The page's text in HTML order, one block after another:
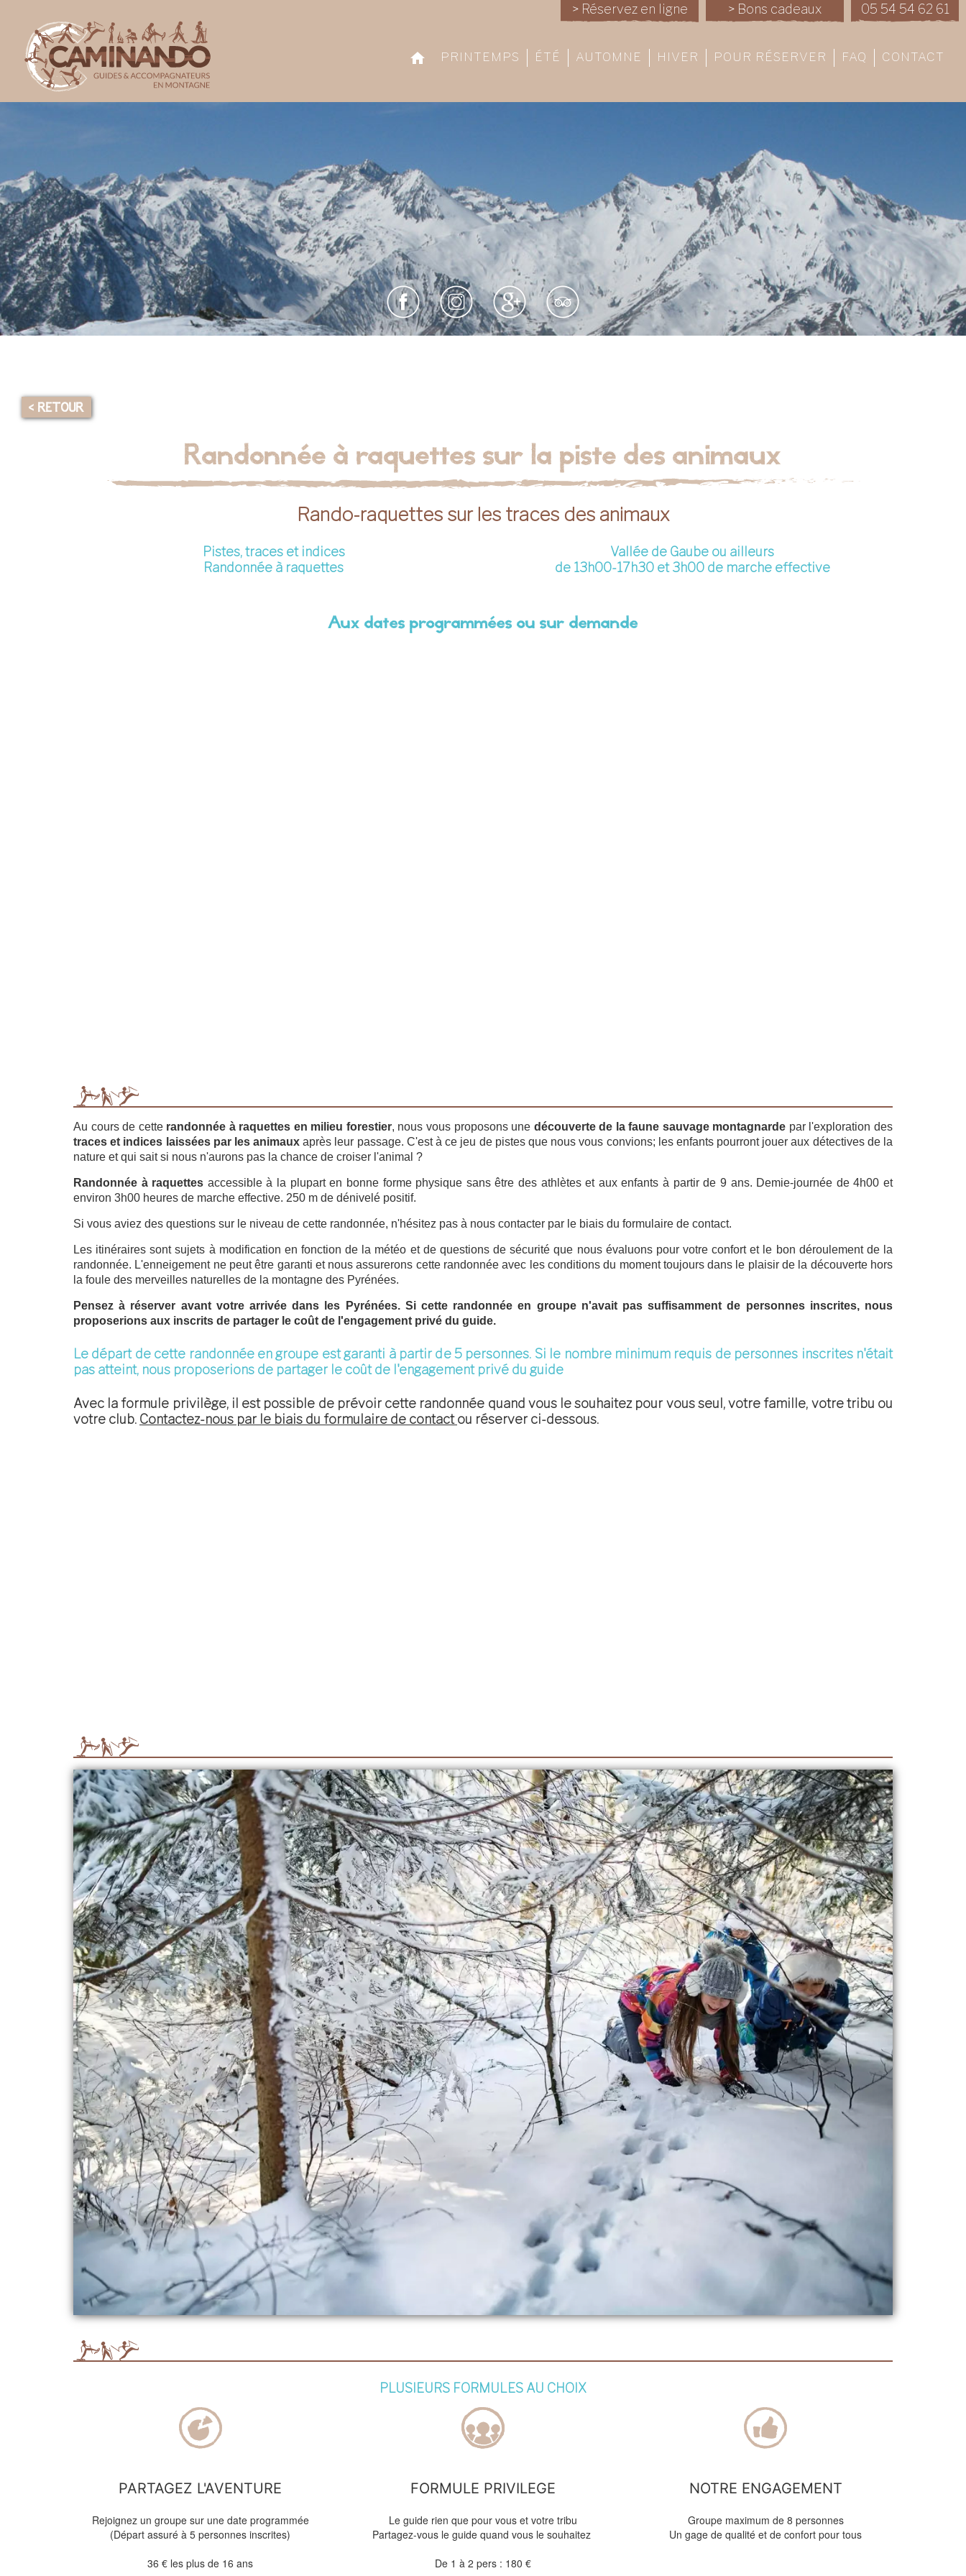
> Réservez en ligne > Bons cadeaux 05 54 54 62 61
PRINTEMPS ÉTÉ AUTOMNE HIVER POUR RÉSERVER FAQ CONTACT
< RETOUR
Randonnée à raquettes sur la piste des animaux
Rando-raquettes sur les traces des animaux
Pistes, traces et indices
Randonnée à raquettes
Vallée de Gaube ou ailleurs
de 13h00-17h30 et 3h00 de marche effective
Aux dates programmées ou sur demande
Au cours de cette randonnée à raquettes en milieu forestier, nous vous proposons une découverte de la faune sauvage montagnarde par l'exploration des
traces et indices laissées par les animaux après leur passage. C'est à ce jeu de pistes que nous vous convions; les enfants pourront jouer aux détectives de la
nature et qui sait si nous n'aurons pas la chance de croiser l'animal ?
Randonnée à raquettes accessible à la plupart en bonne forme physique sans être des athlètes et aux enfants à partir de 9 ans. Demie-journée de 4h00 et
environ 3h00 heures de marche effective. 250 m de dénivelé positif.
Si vous aviez des questions sur le niveau de cette randonnée, n'hésitez pas à nous contacter par le biais du formulaire de contact.
Les itinéraires sont sujets à modification en fonction de la météo et de questions de sécurité que nous évaluons pour votre confort et le bon déroulement de la
randonnée. L'enneigement ne peut être garanti et nous assurerons cette randonnée avec les conditions du moment toujours dans le plaisir de la découverte hors
la foule des merveilles naturelles de la montagne des Pyrénées.
Pensez à réserver avant votre arrivée dans les Pyrénées. Si cette randonnée en groupe n'avait pas suffisamment de personnes inscrites, nous
proposerions aux inscrits de partager le coût de l'engagement privé du guide.
Le départ de cette randonnée en groupe est garanti à partir de 5 personnes. Si le nombre minimum requis de personnes inscrites n'était
pas atteint, nous proposerions de partager le coût de l'engagement privé du guide
Avec la formule privilège, il est possible de prévoir cette randonnée quand vous le souhaitez pour vous seul, votre famille, votre tribu ou
votre club. Contactez-nous par le biais du formulaire de contact ou réserver ci-dessous.
PLUSIEURS FORMULES AU CHOIX
PARTAGEZ L'AVENTURE
Rejoignez un groupe sur une date programmée
(Départ assuré à 5 personnes inscrites)
36 € les plus de 16 ans
FORMULE PRIVILEGE
Le guide rien que pour vous et votre tribu
Partagez-vous le guide quand vous le souhaitez
De 1 à 2 pers : 180 €
NOTRE ENGAGEMENT
Groupe maximum de 8 personnes
Un gage de qualité et de confort pour tous